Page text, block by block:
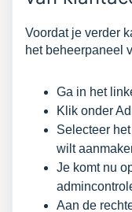
Voordat je verder
het beheerpaneel
Ga in het
Klik onder
Selecteer
wilt
Je komt nu
Aan de